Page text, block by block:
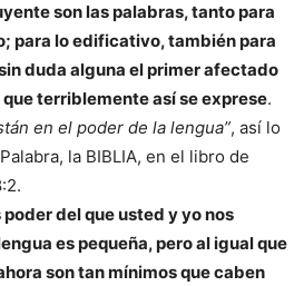
son las palabras, tanto para
para lo edificativo, también para
duda alguna el primer afectado
terriblemente así se exprese.
en el poder de la lengua”, así lo
la BIBLIA, en el libro de
del que usted y yo nos
es pequeña, pero al igual que
son tan mínimos que caben